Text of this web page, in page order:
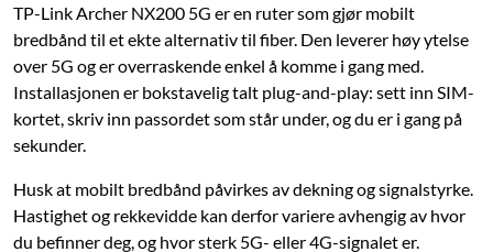
TP-Link Archer NX200 5G er en ruter som gjør mobilt
bredbånd til et ekte alternativ til fiber. Den leverer høy ytelse
over 5G og er overraskende enkel å komme i gang med.
Installasjonen er bokstavelig talt plug-and-play: sett inn SIM-
kortet, skriv inn passordet som står under, og du er i gang på
sekunder.
Husk at mobilt bredbånd påvirkes av dekning og signalstyrke.
Hastighet og rekkevidde kan derfor variere avhengig av hvor
du befinner deg, og hvor sterk 5G- eller 4G-signalet er.